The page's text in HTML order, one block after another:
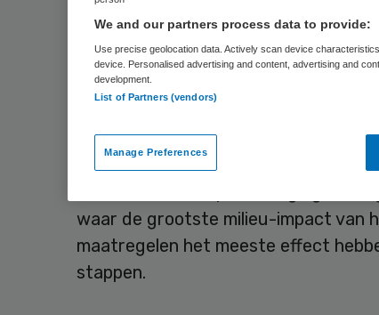
Het Nederlands Oogheelkundig
blauwdruk ontwikkeld voor de
specialismen. Het stappenplan biedt
bij de uitvoering van de Green Deal-
waar de grootste milieu-impact van
maatregelen het meeste effect
stappen.
We and our partners process data to provide:
Use precise geolocation data. Actively scan device
device. Personalised advertising and content, advertising and
development.
List of Partners (vendors)
Manage Preferences